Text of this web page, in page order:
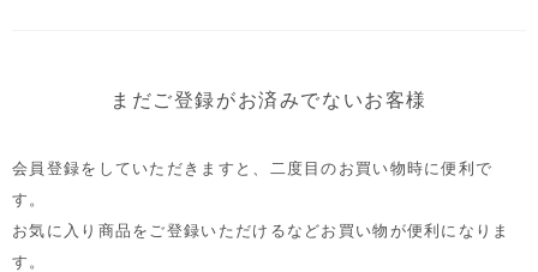
まだご登録がお済みでないお客様
会員登録をしていただきますと、二度目のお買い物時に便利で
す。
お気に入り商品をご登録いただけるなどお買い物が便利になりま
す。